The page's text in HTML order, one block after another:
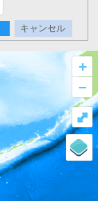
キャンセル
+
–
⤢